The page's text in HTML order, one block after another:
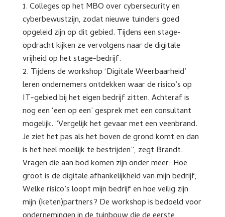
Colleges op het MBO over cybersecurity en
cyberbewustzijn, zodat nieuwe tuinders goed
opgeleid zijn op dit gebied. Tijdens een stage-
opdracht kijken ze vervolgens naar de digitale
vrijheid op het stage-bedrijf.
Tijdens de workshop ‘Digitale Weerbaarheid’
leren ondernemers ontdekken waar de risico’s op
IT-gebied bij het eigen bedrijf zitten. Achteraf is
nog een ‘een op een’ gesprek met een consultant
mogelijk. “Vergelijk het gevaar met een veenbrand.
Je ziet het pas als het boven de grond komt en dan
is het heel moeilijk te bestrijden”, zegt Brandt.
Vragen die aan bod komen zijn onder meer: Hoe
groot is de digitale afhankelijkheid van mijn bedrijf,
Welke risico’s loopt mijn bedrijf en hoe veilig zijn
mijn (keten)partners? De workshop is bedoeld voor